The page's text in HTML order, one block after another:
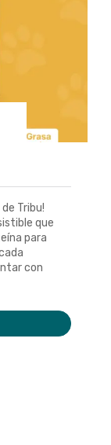
Tribu!
que
para
con